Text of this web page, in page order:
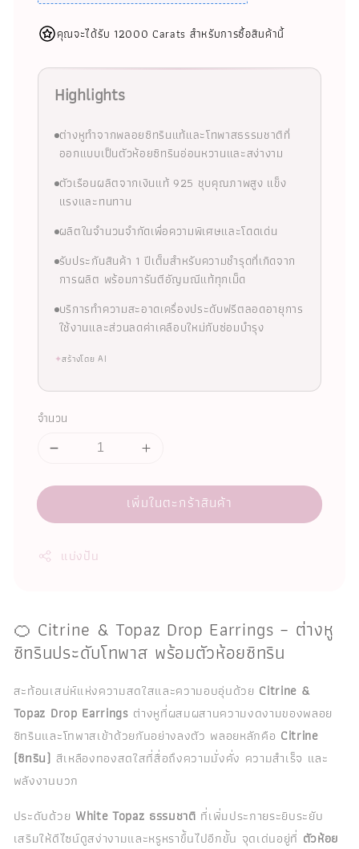
คุณจะได้รับ 12000 Carats สำหรับการซื้อสินค้านี้
Highlights
ต่างหูทำจากพลอยซิทรินแท้และโทพาสธรรมชาติที่
ออกแบบเป็นตัวห้อยซิทรินอ่อนหวานและสง่างาม
ตัวเรือนผลิตจากเงินแท้ 925 ชุบคุณภาพสูง แข็ง
แรงและทนทาน
ผลิตในจำนวนจำกัดเพื่อความพิเศษและโดดเด่น
รับประกันสินค้า 1 ปีเต็มสำหรับความชำรุดที่เกิดจาก
การผลิต พร้อมการันตีอัญมณีแท้ทุกเม็ด
บริการทำความสะอาดเครื่องประดับฟรีตลอดอายุการ
ใช้งานและส่วนลดค่าเคลือบใหม่กับซ่อมบำรุง
✦สร้างโดย AI
จำนวน
เพิ่มในตะกร้าสินค้า
แบ่งปัน
🍊 Citrine & Topaz Drop Earrings – ต่างหู
ซิทรินประดับโทพาส พร้อมตัวห้อยซิทริน
สะท้อนเสน่ห์แห่งความสดใสและความอบอุ่นด้วย Citrine &
Topaz Drop Earrings ต่างหูที่ผสมผสานความงดงามของพลอย
ซิทรินและโทพาสเข้าด้วยกันอย่างลงตัว พลอยหลักคือ Citrine
(ซิทริน) สีเหลืองทองสดใสที่สื่อถึงความมั่งคั่ง ความสำเร็จ และ
พลังงานบวก
ประดับด้วย White Topaz ธรรมชาติ ที่เพิ่มประกายระยิบระยับ
เสริมให้ดีไซน์ดูสง่างามและหรูหราขึ้นไปอีกขั้น จุดเด่นอยู่ที่ ตัวห้อย